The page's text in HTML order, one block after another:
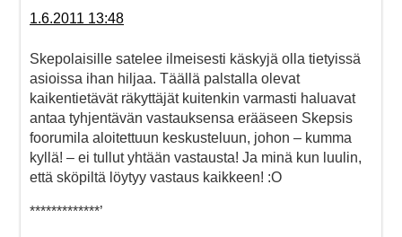
1.6.2011 13:48
Skepolaisille satelee ilmeisesti käskyjä olla tietyissä
asioissa ihan hiljaa. Täällä palstalla olevat
kaikentietävät räkyttäjät kuitenkin varmasti haluavat
antaa tyhjentävän vastauksensa erääseen Skepsis
foorumila aloitettuun keskusteluun, johon – kumma
kyllä! – ei tullut yhtään vastausta! Ja minä kun luulin,
että sköpiltä löytyy vastaus kaikkeen! :O
*************’